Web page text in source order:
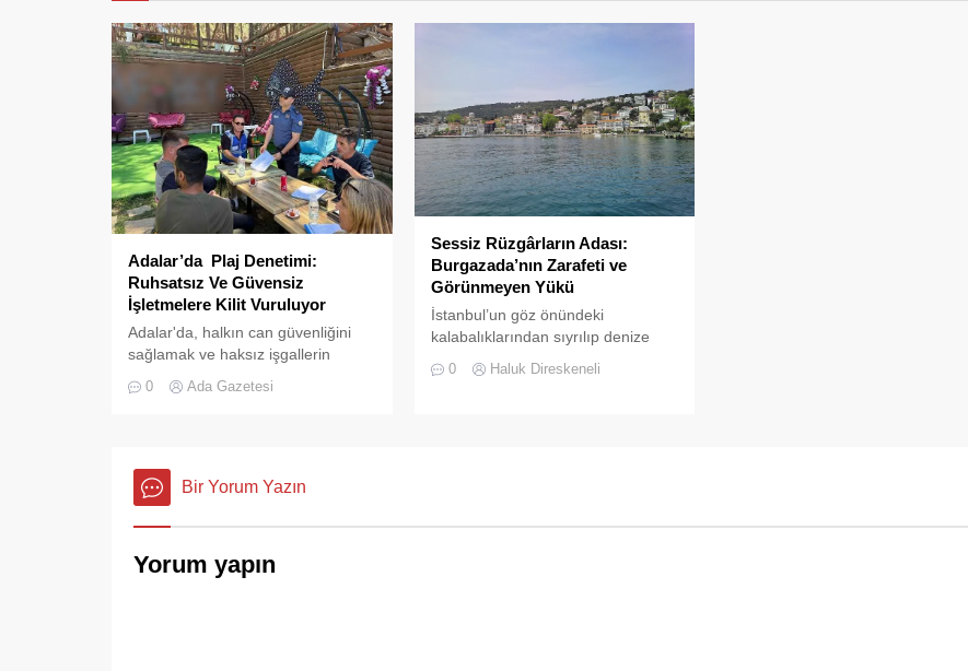
Adalar’da Plaj Denetimi:
Ruhsatsız Ve Güvensiz
İşletmelere Kilit Vuruluyor
Adalar'da, halkın can güvenliğini
sağlamak ve haksız işgallerin
çaplı bir denetim operasyonu
0 Ada Gazetesi
Sessiz Rüzgârların Adası:
Burgazada’nın Zarafeti ve
Görünmeyen Yükü
İstanbul’un göz önündeki
kalabalıklarından sıyrılıp denize
doğru bakıldığında, Prens
Adaları’nın her biri kendine has bir
0 Haluk Direskeneli
Bir Yorum Yazın
Yorum yapın